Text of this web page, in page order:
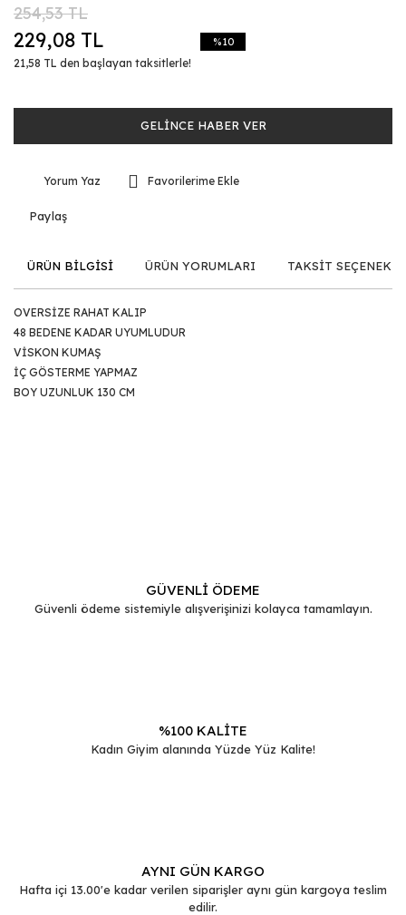
254,53 TL
229,08 TL
21,58 TL den başlayan taksitlerle!
%10
GELİNCE HABER VER
Yorum Yaz
Paylaş
ÜRÜN BİLGİSİ ÜRÜN YORUMLARI TAKSİT
OVERSİZE RAHAT KALIP
48 BEDENE KADAR UYUMLUDUR
VİSKON KUMAŞ
İÇ GÖSTERME YAPMAZ
BOY UZUNLUK 130 CM
Ürün bilgilerinde hatalar bulunuyor.
GÜVENLİ ÖDEME
Güvenli ödeme sistemiyle alışverişinizi kolayca tamamlayın.
%100 KALİTE
Kadın Giyim alanında Yüzde Yüz Kalite!
AYNI GÜN KARGO
Hafta içi 13.00'e kadar verilen siparişler aynı gün kargoya teslim
edilir.